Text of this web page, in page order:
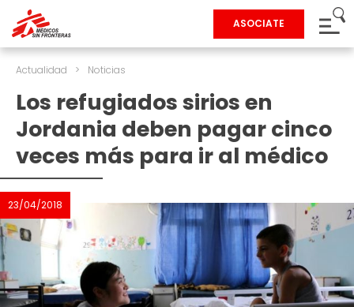
ASOCIATE
Actualidad > Noticias
Los refugiados sirios en
Jordania deben pagar cinco
veces más para ir al médico
23/04/2018